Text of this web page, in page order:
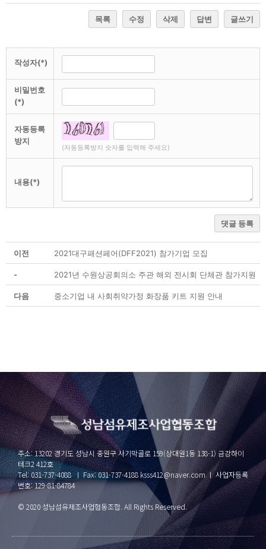
목록 수정 삭제 답변 글쓰기
작성자(*)
비밀번호
(*)
자동등록
방지
(자동등록방지 숫자를 입력해 주세요)
내용(*)
댓글 등록
이전 2021대구패션페어(DFF2021) 참가기업 모집
- 2021년 수원상공회의소 주관 해외 전시회 단체관 참가지원
다음 중소기업 내 사회취약가정 화장품 키트 지원 안내
주소: 13202 경기도 성남시 중원구 사기막골로 159(상대원1동 138-1) 금강하이
테크2 412호
Tel: 031-737-4088 ㅣ Fax: 031-737-4188 ksss412@naver.com ㅣ 사업자등록
번호: 129-81-84784
© 2020 성남섬유제조사업협동조합. All Rights Reserved.